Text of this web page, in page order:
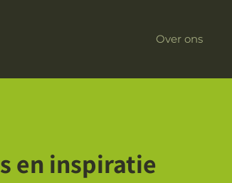
Over ons
en inspiratie